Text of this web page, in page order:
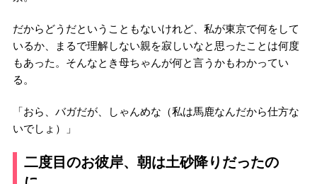
だからどうだということもないけれど、私が東京で何をして
いるか、まるで理解しない親を寂しいなと思ったことは何度
もあった。そんなとき母ちゃんが何と言うかもわかってい
る。
「おら、バガだが、しゃんめな（私は馬鹿なんだから仕方な
いでしょ）」
二度目のお彼岸、朝は土砂降りだったの